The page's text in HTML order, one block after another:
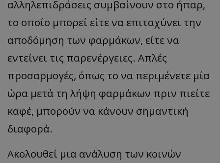
αλληλεπιδράσεις συμβαίνουν στο ήπαρ,
το οποίο μπορεί είτε να επιταχύνει την
αποδόμηση των φαρμάκων, είτε να
εντείνει τις παρενέργειες. Απλές
προσαρμογές, όπως το να περιμένετε μία
ώρα μετά τη λήψη φαρμάκων πριν πιείτε
καφέ, μπορούν να κάνουν σημαντική
διαφορά.
Ακολουθεί μια ανάλυση των κοινών